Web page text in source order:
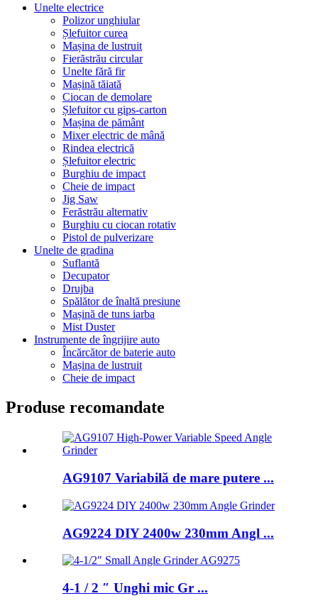
Unelte electrice
Polizor unghiular
Șlefuitor curea
Mașina de lustruit
Fierăstrău circular
Unelte fără fir
Mașină tăiată
Ciocan de demolare
Șlefuitor cu gips-carton
Mașina de pământ
Mixer electric de mână
Rindea electrică
Șlefuitor electric
Burghiu de impact
Cheie de impact
Jig Saw
Ferăstrău alternativ
Burghiu cu ciocan rotativ
Pistol de pulverizare
Unelte de gradina
Suflantă
Decupator
Drujba
Spălător de înaltă presiune
Mașină de tuns iarba
Mist Duster
Instrumente de îngrijire auto
Încărcător de baterie auto
Mașina de lustruit
Cheie de impact
Produse recomandate
AG9107 Variabilă de mare putere ...
AG9224 DIY 2400w 230mm Angl ...
4-1 / 2 ″ Unghi mic Gr ...